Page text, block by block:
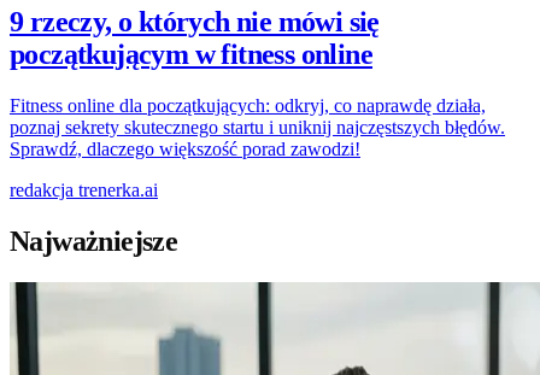
9 rzeczy, o których nie mówi się
początkującym w fitness online
Fitness online dla początkujących: odkryj, co naprawdę działa,
poznaj sekrety skutecznego startu i uniknij najczęstszych błędów.
Sprawdź, dlaczego większość porad zawodzi!
redakcja trenerka.ai
Najważniejsze